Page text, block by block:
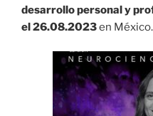
desarrollo personal y
el 26.08.2023en México.